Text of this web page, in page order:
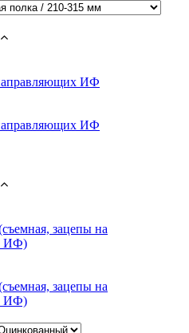
ИФ
ИФ
зацепы на
ИФ)
зацепы на
ИФ)